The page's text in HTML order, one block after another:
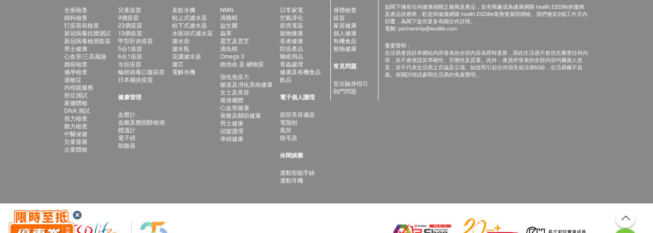
全面檢查
婦科檢查
打疫苗前檢查
新冠病毒抗體測試
新冠病毒檢測套裝
男士健康
心血管/三高風險
婚前檢查
備孕檢查
過敏症
內視鏡服務
癌症測試
家傭體檢
DNA 測試
視力檢查
聽力檢查
中醫保健
兒童發展
企業體檢
兒童疫苗
9價疫苗
23價疫苗
13價疫苗
甲型肝炎疫苗
5合1疫苗
6合1疫苗
水痘疫苗
輪狀病毒口服疫苗
日本腦炎疫苗
健康管理
血壓計
血糖及膽固醇檢測
體溫計
電子磅
助聽器
直飲水機
枱上式濾水器
枱下式濾水器
水龍頭式濾水器
濾水壺
濾水瓶
花灑濾水器
濾芯
電解水機
NMN
滴雞精
益生菌
蟲草
靈芝及雲芝
滴魚精
Omega 3
維他命 及 礦物質
強化免疫力
腸道及消化系統健康
女士及美容
瘦身纖體
心血管健康
骨骼及關節健康
男士健康
頭髮護理
孕婦健康
日常家電
空氣淨化
廚房電器
寵物健康
長者健康
防疫產品
睡眠用品
害蟲處理
健康及有機食品
飲品
電子個人護理
面部美容儀器
電鬚刨
風筒
脫毛器
休閑娛樂
運動智能手錶
運動耳機
身體檢查
疫苗
家居健康
個人健康
有機食品
寵物健康
常見問題
首次驗身指引
熱門問題
如閣下擁有任何健康相關之服務及產品，並有興趣成為健康網購 health.ESDlife的服務
及產品供應商，歡迎與健康網購 health.ESDlife業務發展部聯絡。我們會於2個工作天內
回覆，為閣下提供更多有關合作詳情。
電郵: partnership@esdlife.com
重要聲明：
生活易會員於本網站內所發表的全部內容為即時更新，因此生活易不會預先審查任何內
容，並不會保證其準確性、完整性及質量。此外，會員所發表的全部內容均屬個人意
見，並不代表生活易之言論及立場。如從而引起任何損失或法律糾紛，生活易概不負
責。有關詳情請參閱生活易的免責聲明。